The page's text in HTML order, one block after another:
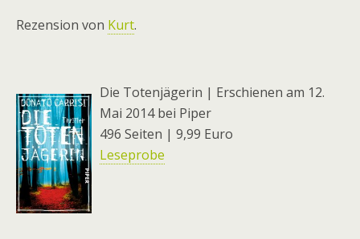
Rezension von Kurt.
Die Totenjägerin | Erschienen am 12.
Mai 2014 bei Piper
496 Seiten | 9,99 Euro
Leseprobe